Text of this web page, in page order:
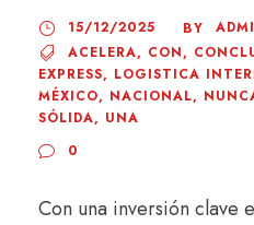
15/12/2025 BY
ACELERA, CON,
EXPRESS, LOGISTICA
MÉXICO, NACIONAL,
SÓLIDA, UNA
0
Con una inversión clave